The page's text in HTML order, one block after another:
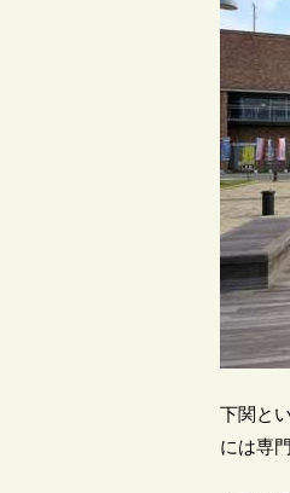
下関と
には専